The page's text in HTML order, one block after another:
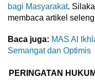
bagi Masyarakat.
membaca artikel
Baca juga: MAS Al
Semangat dan Optimis
PERINGATAN